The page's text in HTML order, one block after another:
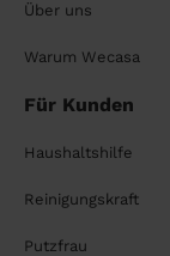
Über uns
Warum Wecasa
Für Kunden
Haushaltshilfe
Reinigungskraft
Putzfrau